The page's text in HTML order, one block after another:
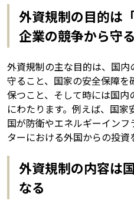
外資規制の目的は
企業の競争から守る
外資規制の主な目的は、国
守ること、国家の安全保障を
保つこと、そして時には国
にわたります。例えば、国
国が防衛やエネルギーイン
ターにおける外国からの投資
外資規制の内容は
なる